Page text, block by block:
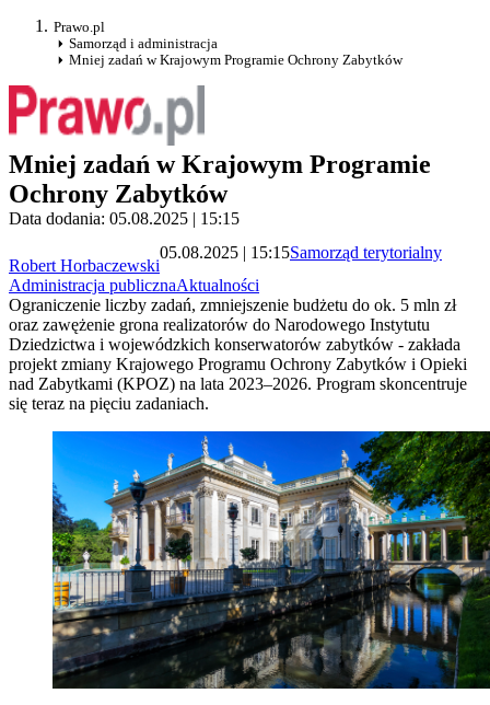
Prawo.pl
Samorząd i administracja
Mniej zadań w Krajowym Programie Ochrony Zabytków
Mniej zadań w Krajowym Programie
Ochrony Zabytków
Data dodania: 05.08.2025 | 15:15
Robert Horbaczewski
05.08.2025 | 15:15Samorząd terytorialny
Administracja publicznaAktualności
Ograniczenie liczby zadań, zmniejszenie budżetu do ok. 5 mln zł
oraz zawężenie grona realizatorów do Narodowego Instytutu
Dziedzictwa i wojewódzkich konserwatorów zabytków - zakłada
projekt zmiany Krajowego Programu Ochrony Zabytków i Opieki
nad Zabytkami (KPOZ) na lata 2023–2026. Program skoncentruje
się teraz na pięciu zadaniach.